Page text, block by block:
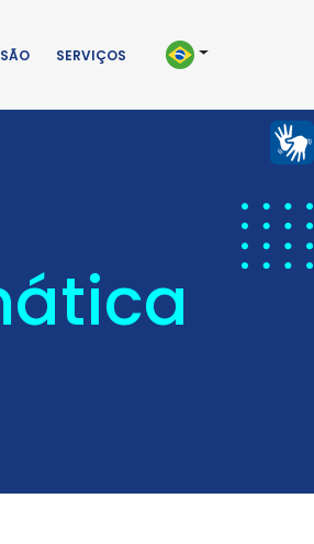
SERVIÇOS